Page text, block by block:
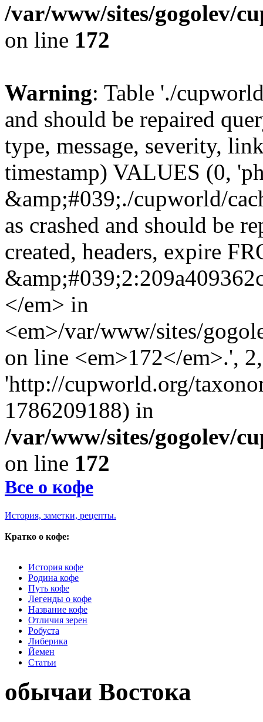
/var/www/sites/gogolev/
on line 172
Warning: Table './
and should be repaired
type, message, severity,
timestamp) VALUES (0,
&amp;#039;./cupworld/
as crashed and should be
created, headers, expire
</em> in
<em>/var/www/sites/
on line <em>172</em>.',
'http://cupworld.org/
1786209188) in
/var/www/sites/gogolev/
on line 172
Все о кофе
История, заметки, рецепты.
Кратко о кофе:
История кофе
Родина кофе
Путь кофе
Легенды о кофе
Название кофе
Отличия зерен
Робуста
Либерика
Йемен
Статьи
обычаи Востока